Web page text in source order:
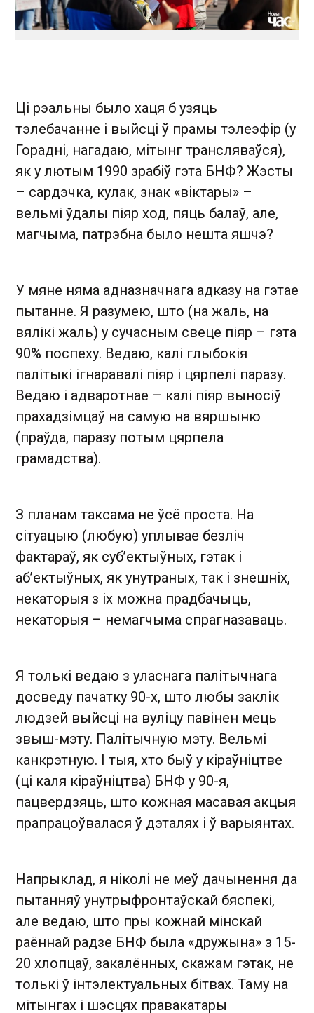
Ці рэальны было хаця б узяць
тэлебачанне і выйсці ў прамы тэлеэфір (у
Горадні, нагадаю, мітынг трансляваўся),
як у лютым 1990 зрабіў гэта БНФ? Жэсты
– сардэчка, кулак, знак «віктары» –
вельмі ўдалы піяр ход, пяць балаў, але,
магчыма, патрэбна было нешта яшчэ?
У мяне няма адназначнага адказу на гэтае
пытанне. Я разумею, што (на жаль, на
вялікі жаль) у сучасным свеце піяр – гэта
90% поспеху. Ведаю, калі глыбокія
палітыкі ігнаравалі піяр і цярпелі паразу.
Ведаю і адваротнае – калі піяр выносіў
прахадзімцаў на самую на вяршыню
(праўда, паразу потым цярпела
грамадства).
З планам таксама не ўсё проста. На
сітуацыю (любую) уплывае безліч
фактараў, як суб’ектыўных, гэтак і
аб’ектыўных, як унутраных, так і знешніх,
некаторыя з іх можна прадбачыць,
некаторыя – немагчыма спрагназаваць.
Я толькі ведаю з уласнага палітычнага
досведу пачатку 90-х, што любы заклік
людзей выйсці на вуліцу павінен мець
звыш-мэту. Палітычную мэту. Вельмі
канкрэтную. І тыя, хто быў у кіраўніцтве
(ці каля кіраўніцтва) БНФ у 90-я,
пацвердзяць, што кожная масавая акцыя
прапрацоўвалася ў дэталях і ў варыянтах.
Напрыклад, я ніколі не меў дачынення да
пытанняў унутрыфронтаўскай бяспекі,
але ведаю, што пры кожнай мінскай
раённай радзе БНФ была «дружына» з 15-
20 хлопцаў, закалённых, скажам гэтак, не
толькі ў інтэлектуальных бітвах. Таму на
мітынгах і шэсцях правакатары